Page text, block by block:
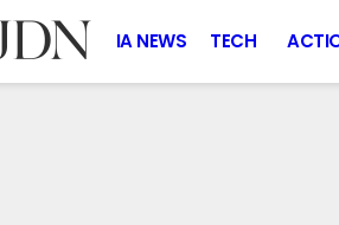
IA NEWS TECH